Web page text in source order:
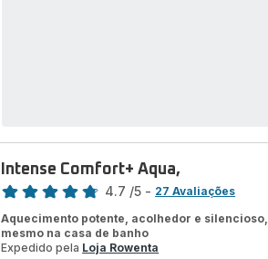
Intense Comfort+ Aqua,
Classificação
4.7 /5 - 27 Avaliações
Aquecimento potente, acolhedor e silencioso,
mesmo na casa de banho
Expedido pela Loja Rowenta